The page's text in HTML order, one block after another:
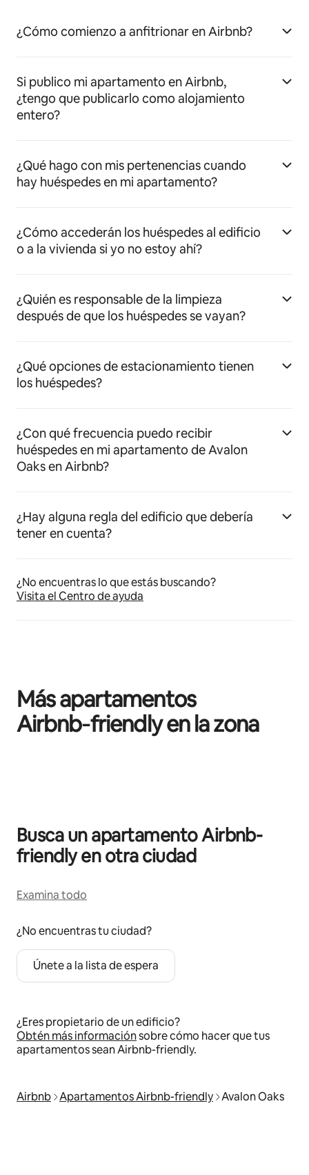
¿Cómo comienzo a anfitrionar en Airbnb?
Si publico mi apartamento en Airbnb,
¿tengo que publicarlo como alojamiento
entero?
¿Qué hago con mis pertenencias cuando
hay huéspedes en mi apartamento?
¿Cómo accederán los huéspedes al edificio
o a la vivienda si yo no estoy ahí?
¿Quién es responsable de la limpieza
después de que los huéspedes se vayan?
¿Qué opciones de estacionamiento tienen
los huéspedes?
¿Con qué frecuencia puedo recibir
huéspedes en mi apartamento de Avalon
Oaks en Airbnb?
¿Hay alguna regla del edificio que debería
tener en cuenta?
¿No encuentras lo que estás buscando?
Visita el Centro de ayuda
Más apartamentos
Airbnb‑friendly en la zona
Busca un apartamento Airbnb-
friendly en otra ciudad
Examina todo
¿No encuentras tu ciudad?
Únete a la lista de espera
¿Eres propietario de un edificio?
Obtén más informaciónsobre cómo hacer que tus
apartamentos sean Airbnb-friendly.
Airbnb Apartamentos Airbnb-friendly Avalon Oaks